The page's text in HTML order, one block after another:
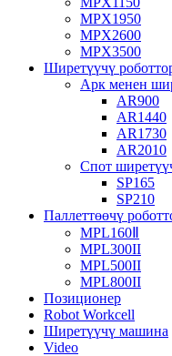
MPX1950
MPX2600
MPX3500
Ширетүүчү
Арк менен
AR900
AR1440
AR1730
AR2010
Спот
SP165
SP210
Паллеттөөчү
MPL160Ⅱ
MPL300II
MPL500II
MPL800II
Позиционер
Robot Workcell
Ширетүүчү машина
Video